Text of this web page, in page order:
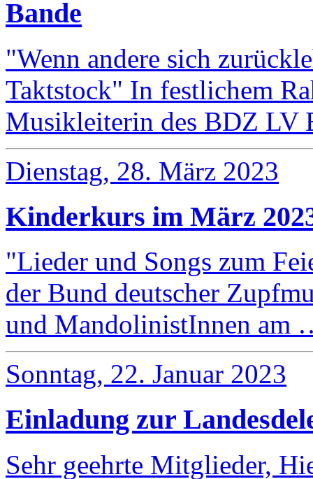
Bande
"Wenn andere sich
Taktstock" In festlichem
Musikleiterin des BDZ
Dienstag, 28. März 2023
Kinderkurs im März
"Lieder und Songs zum
der Bund deutscher
und MandolinistInnen am
Sonntag, 22. Januar 2023
Einladung zur
Sehr geehrte Mitglieder,